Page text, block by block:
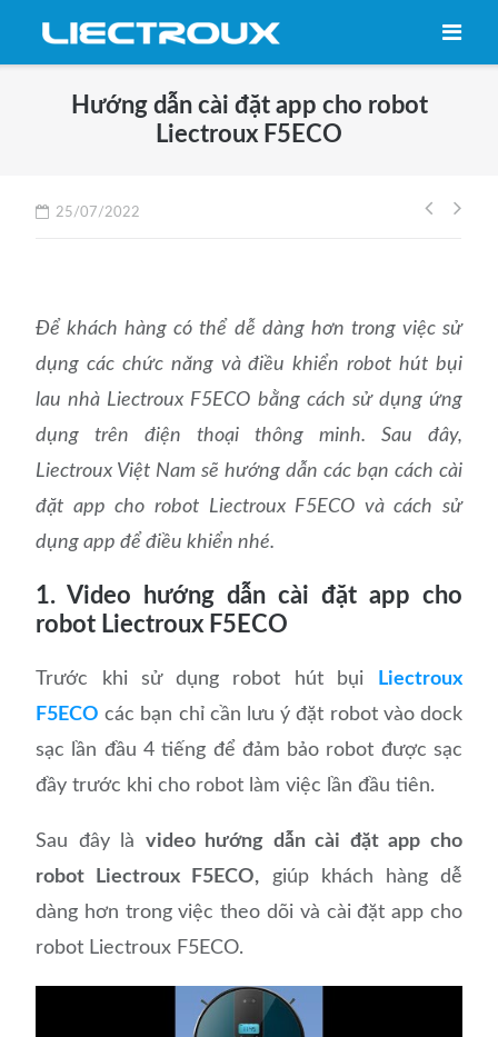
Hướng dẫn cài đặt app cho robot
Liectroux F5ECO
25/07/2022
Điều
Để khách hàng có thể dễ dàng hơn trong việc sử
dụng các chức năng và điều khiển robot hút bụi
lau nhà Liectroux F5ECO bằng cách sử dụng ứng
dụng trên điện thoại thông minh. Sau đây,
Liectroux Việt Nam sẽ hướng dẫn các bạn cách cài
đặt app cho robot Liectroux F5ECO và cách sử
dụng app để điều khiển nhé.
1. Video hướng dẫn cài đặt app cho
robot Liectroux F5ECO
Trước khi sử dụng robot hút bụi
Liectroux
F5ECO các bạn chỉ cần lưu ý đặt robot vào dock
sạc lần đầu 4 tiếng để đảm bảo robot được sạc
đầy trước khi cho robot làm việc lần đầu tiên.
Sau đây là video hướng dẫn cài đặt app cho
robot Liectroux F5ECO, giúp khách hàng dễ
dàng hơn trong việc theo dõi và cài đặt app cho
robot Liectroux F5ECO.